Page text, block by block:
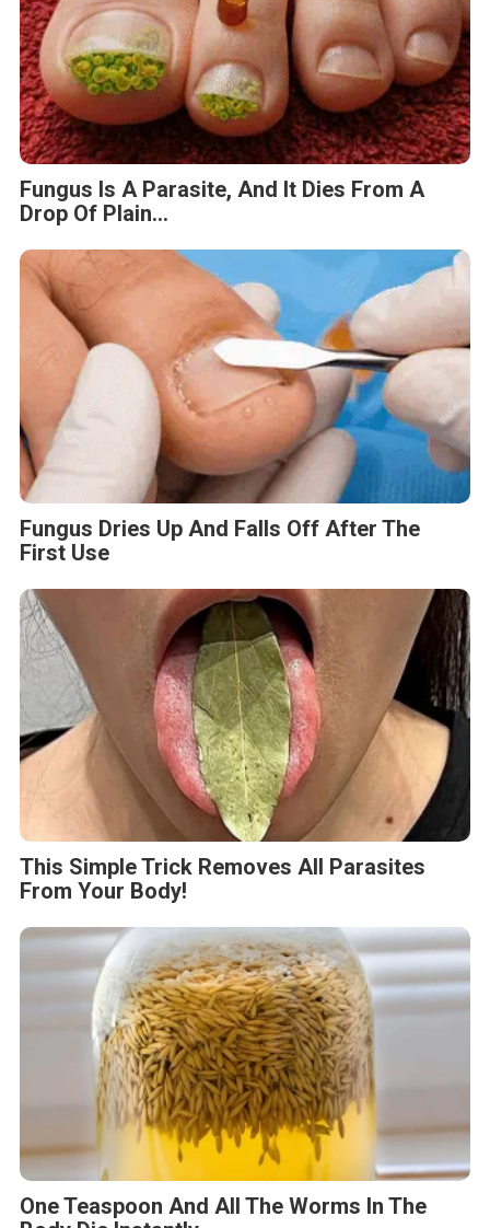
Fungus Is A Parasite, And It Dies From A
Drop Of Plain...
Fungus Dries Up And Falls Off After The
First Use
This Simple Trick Removes All Parasites
From Your Body!
One Teaspoon And All The Worms In The